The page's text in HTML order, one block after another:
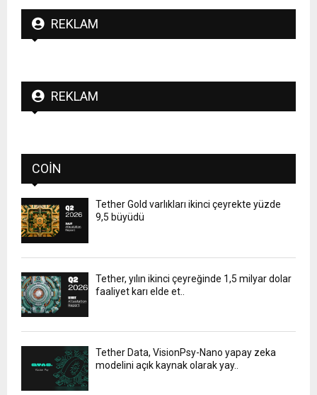
REKLAM
REKLAM
COIN
Tether Gold varlıkları ikinci çeyrekte yüzde
9,5 büyüdü
Tether, yılın ikinci çeyreğinde 1,5 milyar dolar
faaliyet karı elde et..
Tether Data, VisionPsy-Nano yapay zeka
modelini açık kaynak olarak yay..